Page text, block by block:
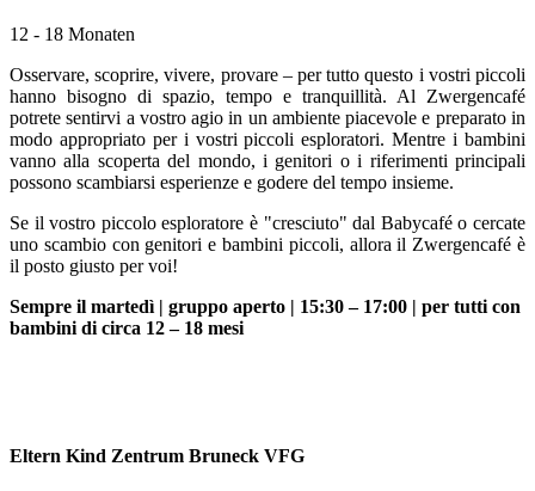
12 - 18 Monaten
Osservare, scoprire, vivere, provare – per tutto questo i vostri piccoli
hanno bisogno di spazio, tempo e tranquillità. Al Zwergencafé
potrete sentirvi a vostro agio in un ambiente piacevole e preparato in
modo appropriato per i vostri piccoli esploratori. Mentre i bambini
vanno alla scoperta del mondo, i genitori o i riferimenti principali
possono scambiarsi esperienze e godere del tempo insieme.
Se il vostro piccolo esploratore è "cresciuto" dal Babycafé o cercate
uno scambio con genitori e bambini piccoli, allora il Zwergencafé è
il posto giusto per voi!
Sempre il martedì | gruppo aperto | 15:30 – 17:00 | per tutti con
bambini di circa 12 – 18 mesi
Eltern Kind Zentrum Bruneck VFG